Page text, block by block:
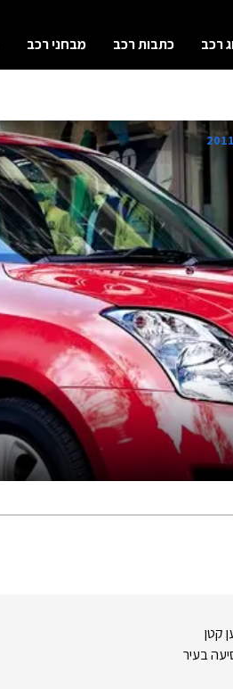
רכב כתבות רכב מבחני רכב
קטן
בעיר